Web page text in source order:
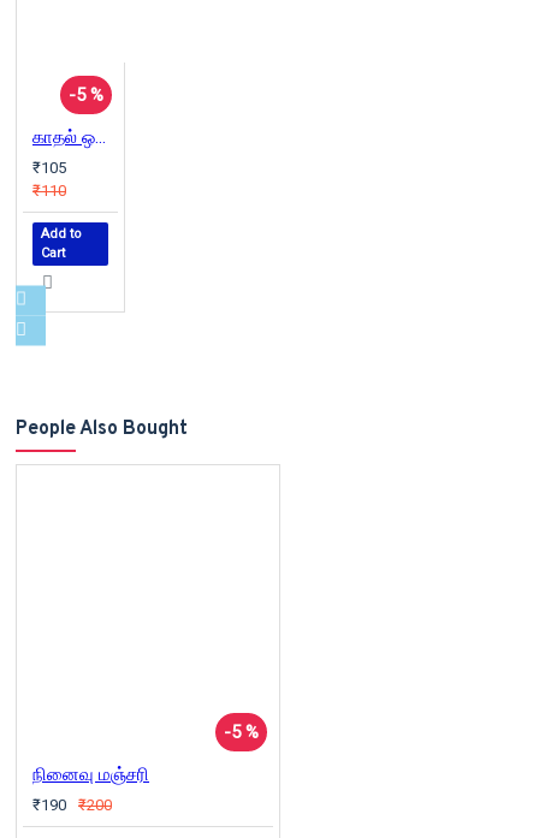
-5 %
காதல் ஒரு நெருஞ்சி முள்
₹105
₹110
Add to
Cart
People Also Bought
-5 %
நினைவு மஞ்சரி
₹190 ₹200